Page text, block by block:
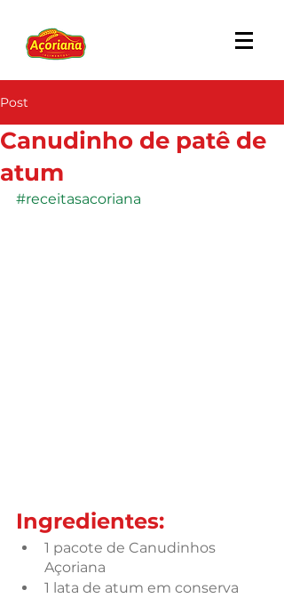
Post
Canudinho de patê de
atum
#receitasacoriana
Ingredientes:
1 pacote de Canudinhos
Açoriana
1 lata de atum em conserva